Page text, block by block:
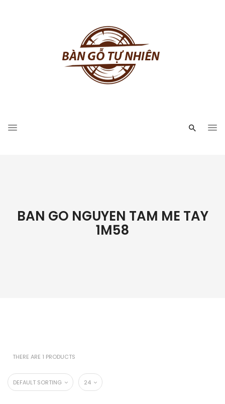
BAN GO NGUYEN TAM ME TAY
1M58
THERE ARE 1 PRODUCTS
DEFAULT SORTING 24